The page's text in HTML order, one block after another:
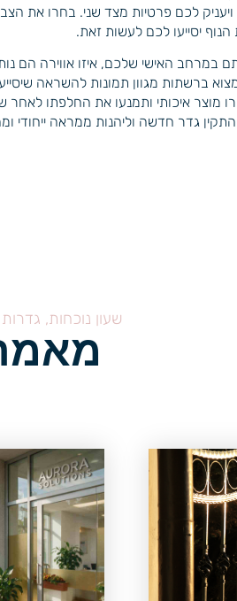
לכם פרטיות מצד שני. בחרו את
יסייעו לכם לעשות זאת.
במרחב האישי שלכם, איזו אווירה הם
ברשתות מגוון תמונות להשראה
מוצר איכותי ותמנעו את החלפתו לאחר
גדר חדשה וליהנות ממראה ייחודי
שעון נוכחות,